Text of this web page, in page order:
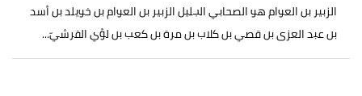
الزبير بن العوام هو الصحابي الجليل الزبير بن العوام بن خويلد بن أسد
بن عبد العزى بن قصي بن كلاب بن مرة بن كعب بن لؤي القرشيّ...